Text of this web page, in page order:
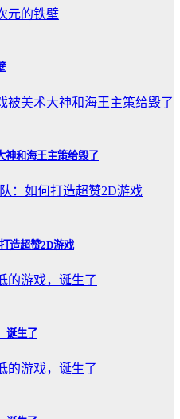
神和海王主策给毁了
造超赞2D游戏
诞生了